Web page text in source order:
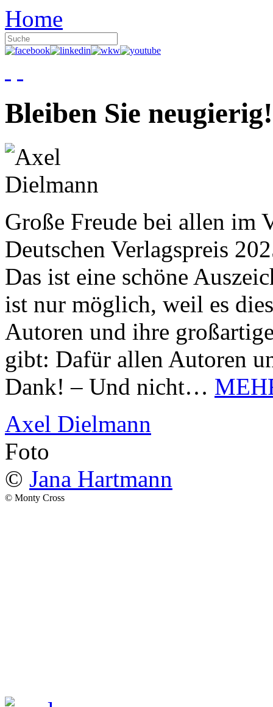
Home
Bleiben Sie neugierig!
Große Freude bei allen im
Deutschen Verlagspreis
Das ist eine schöne
ist nur möglich, weil es
Autoren und ihre
gibt: Dafür allen Autoren
Dank! – Und nicht…
Axel Dielmann
Foto
© Jana Hartmann
© Monty Cross